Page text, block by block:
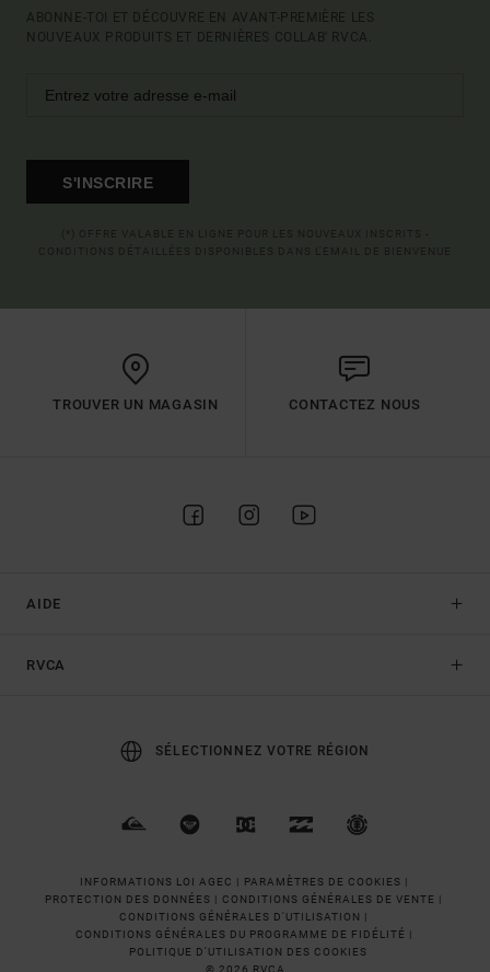
ABONNE-TOI ET DÉCOUVRE EN AVANT-PREMIÈRE LES
NOUVEAUX PRODUITS ET DERNIÈRES COLLAB' RVCA.
S'INSCRIRE
TROUVER UN MAGASIN CONTACTEZ NOUS
AIDE
RVCA
SÉLECTIONNEZ VOTRE RÉGION
INFORMATIONS LOI AGEC | PARAMÈTRES DE COOKIES |
PROTECTION DES DONNÉES | CONDITIONS GÉNÉRALES DE VENTE |
CONDITIONS GÉNÉRALES D'UTILISATION |
CONDITIONS GÉNÉRALES DU PROGRAMME DE FIDÉLITÉ |
POLITIQUE D'UTILISATION DES COOKIES
© 2026 RVCA